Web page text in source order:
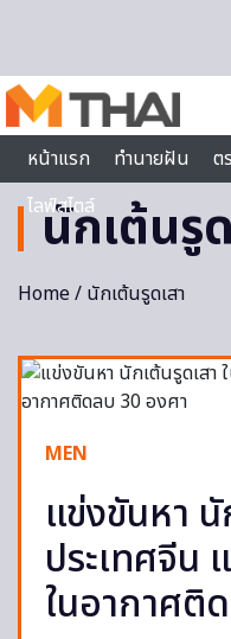
หน้าแรก
ทำนายฝัน ต
ไลฟ์สไตล์
นักเต้นรู
Home/ นักเต้นรูดเสา
MEN
แข่งขันหา นั
ประเทศจีน
ในอากาศติ